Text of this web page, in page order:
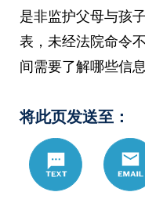
是非监护父母与孩
表，未经法院命令
间需要了解哪些信
将此页发送至：
Text
Email